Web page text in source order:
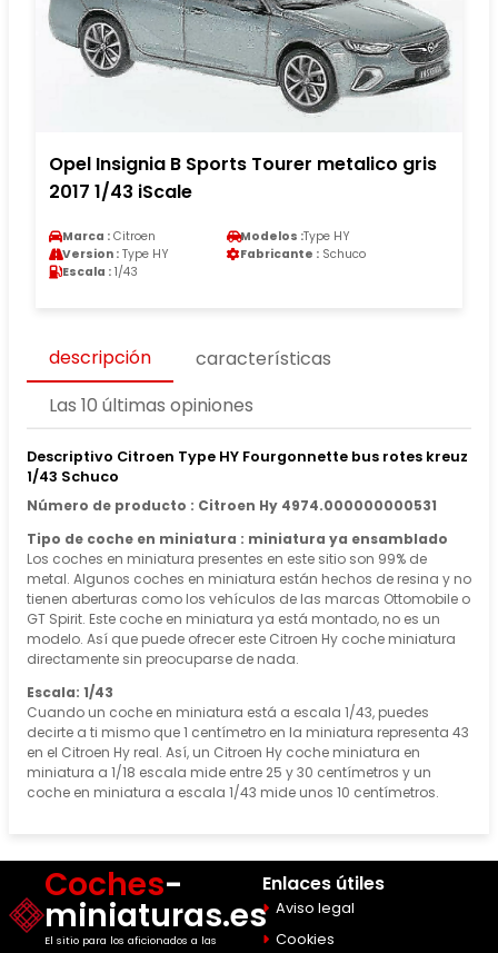
Opel Insignia B Sports Tourer metalico gris
2017 1/43 iScale
Marca : Citroen Modelos :Type HY
Version : Type HY Fabricante : Schuco
Escala : 1/43
descripción
características
Las 10 últimas opiniones
Descriptivo Citroen Type HY Fourgonnette bus rotes kreuz
1/43 Schuco
Número de producto : Citroen Hy 4974.000000000531
Tipo de coche en miniatura : miniatura ya ensamblado
Los coches en miniatura presentes en este sitio son 99% de
metal. Algunos coches en miniatura están hechos de resina y no
tienen aberturas como los vehículos de las marcas Ottomobile o
GT Spirit. Este coche en miniatura ya está montado, no es un
modelo. Así que puede ofrecer este Citroen Hy coche miniatura
directamente sin preocuparse de nada.
Escala: 1/43
Cuando un coche en miniatura está a escala 1/43, puedes
decirte a ti mismo que 1 centímetro en la miniatura representa 43
en el Citroen Hy real. Así, un Citroen Hy coche miniatura en
miniatura a 1/18 escala mide entre 25 y 30 centímetros y un
coche en miniatura a escala 1/43 mide unos 10 centímetros.
Coches-
miniaturas.es
El sitio para los aficionados a las
Enlaces útiles
Aviso legal
Cookies